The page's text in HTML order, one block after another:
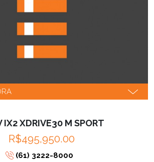
IX2 XDRIVE30 M SPORT
R$495,950.00
(61) 3222-8000